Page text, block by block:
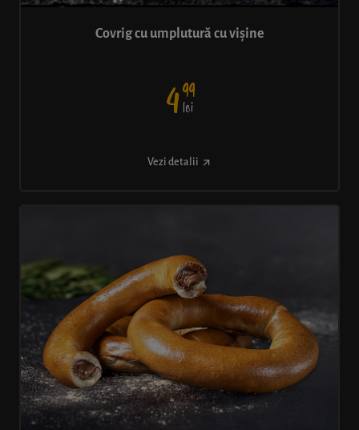
Covrig cu umplutură cu vișine
499
lei
Vezi detalii